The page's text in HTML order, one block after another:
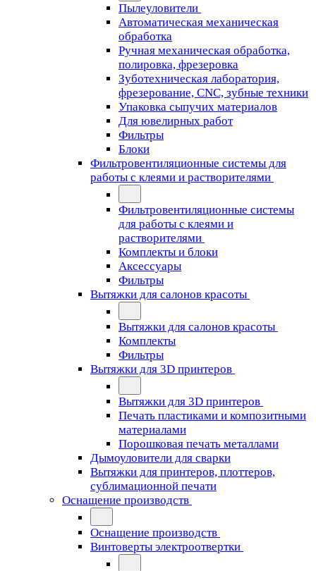
Пылеуловители
Автоматическая механическая
обработка
Ручная механическая обработка,
полировка, фрезеровка
Зуботехническая лаборатория,
фрезерование, CNC, зубные техники
Упаковка сыпучих материалов
Для ювелирных работ
Фильтры
Блоки
Фильтровентиляционные системы для
работы с клеями и растворителями
Фильтровентиляционные системы
для работы с клеями и
растворителями
Комплекты и блоки
Аксессуары
Фильтры
Вытяжки для салонов красоты
Вытяжки для салонов красоты
Комплекты
Фильтры
Вытяжки для 3D принтеров
Вытяжки для 3D принтеров
Печать пластиками и композитными
материалами
Порошковая печать металлами
Дымоуловители для сварки
Вытяжки для принтеров, плоттеров,
сублимационной печати
Оснащение производств
Оснащение производств
Винтоверты электроотвертки